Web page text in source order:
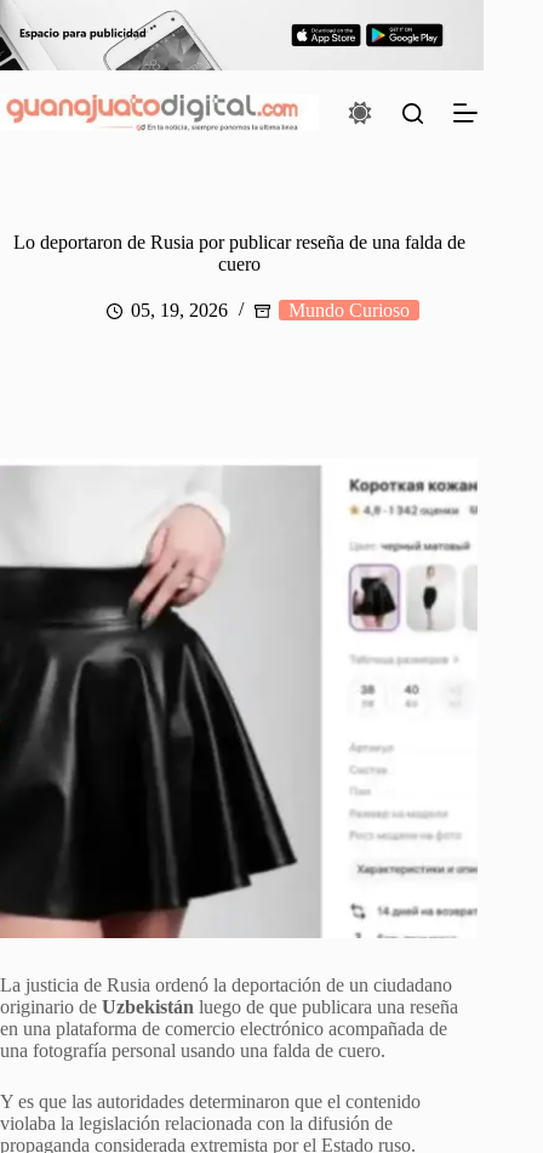
al
contenido
Lo deportaron de Rusia por publicar reseña de una falda de
cuero
05, 19, 2026 Mundo Curioso
La justicia de Rusia ordenó la deportación de un ciudadano
originario de Uzbekistán luego de que publicara una reseña
en una plataforma de comercio electrónico acompañada de
una fotografía personal usando una falda de cuero.
Y es que las autoridades determinaron que el contenido
violaba la legislación relacionada con la difusión de
propaganda considerada extremista por el Estado ruso.